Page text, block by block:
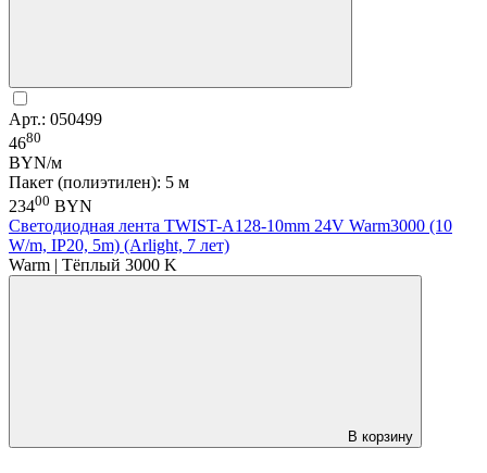
Арт.: 050499
4680
BYN/м
Пакет (полиэтилен): 5 м
23400 BYN
Светодиодная лента TWIST-A128-10mm 24V Warm3000 (10
W/m, IP20, 5m) (Arlight, 7 лет)
Warm | Тёплый 3000 K
В корзину